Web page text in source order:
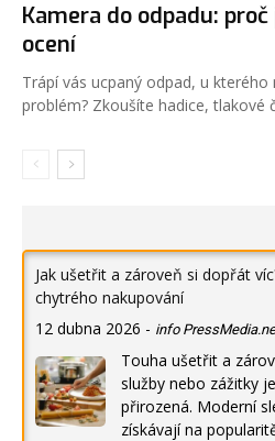
Kamera do odpadu:
ocení
Trápí vás ucpaný odpad, u
problém? Zkoušíte hadice, tlakové
Jak ušetřit a zároveň si dopřát
chytrého nakupování
12 dubna 2026 - info
Touha ušetřit a
služby nebo zážitky
přirozená. Moderní
získávají na